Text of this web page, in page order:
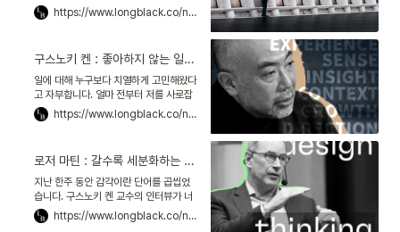
께하고, 주말에는 친구들을 만나기 바쁘
죠. 누군가와 함께 있는 게 익숙해서일까
https://www.longblack.co/note/729
구스노키 켄 : 좋아하지 않는 일에선 감각을 쌓을 수 없다
일에 대해 누구보다 치열하게 고민해왔다
고 자부합니다. 얼마 전부터 저를 사로잡
은 단어는 '감각'이에요. 지난 10여년 동
안 쌓아 온 저의 경력, 그 끝에 무엇이 남
그러다가 깨달았습니다. 결국 내게 남는
것은 일에 대한 감각이 아닐까, 라고요. 일
을 하는 감각. 그게 무엇인지 말로는 설명
하기 어렵죠. 그래서 다른 사람에게 넘겨
줄 수도 없습니다.
https://www.longblack.co/note/75
로저 마틴 : 갈수록 세분화하는 취향, 더 섬세한 제안이 필요하다
지난 한주 동안 감각이란 단어를 곱씹었
습니다. 구스노키 켄 교수의 인터뷰가 너
무 강렬하게 남아서요. 특히 이 대목이 잊
히지 않아요. "커리어가 쌓일수록 중요한
https://www.longblack.co/note/84